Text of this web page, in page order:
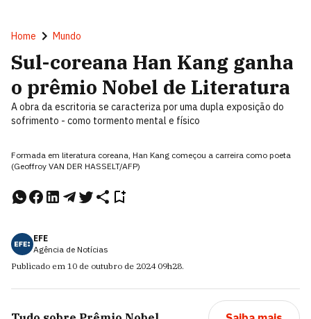
Home Mundo
Sul-coreana Han Kang ganha
o prêmio Nobel de Literatura
A obra da escritoria se caracteriza por uma dupla exposição do
sofrimento - como tormento mental e físico
Formada em literatura coreana, Han Kang começou a carreira como poeta
(Geoffroy VAN DER HASSELT/AFP)
EFE
Agência de Notícias
Publicado em 10 de outubro de 2024 09h28.